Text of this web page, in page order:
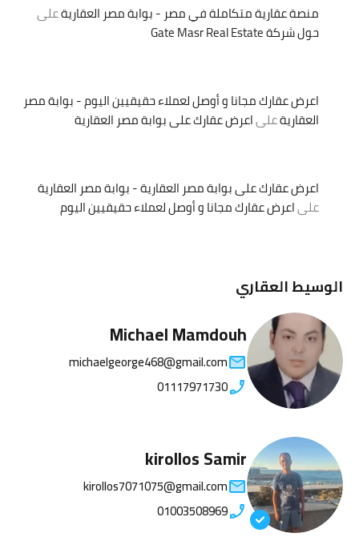
منصة عقارية متكاملة في مصر - بوابة مصر العقاريةعلى
حول شركة Gate Masr Real Estate
اعرض عقارك مجانا و أوصل لعملاء حقيقيين اليوم - بوابة مصر
العقاريةعلىاعرض عقارك على بوابة مصر العقارية
اعرض عقارك على بوابة مصر العقارية - بوابة مصر العقارية
علىاعرض عقارك مجانا و أوصل لعملاء حقيقيين اليوم
الوسيط العقاري
Michael Mamdouh
michaelgeorge468@gmail.com
01117971730
kirollos Samir
kirollos7071075@gmail.com
01003508969